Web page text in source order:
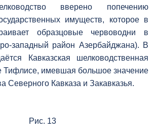
вверено попечению
имуществ, которое в
образцовые червоводни в
западный район Азербайджана). В
Кавказская шелководственная
Тифлисе, имевшая большое значение
Северного Кавказа и Закавказья.
Рис. 13